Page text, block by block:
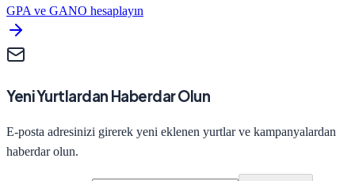
GPA ve GANO hesaplayın
Yeni Yurtlardan Haberdar Olun
E-posta adresinizi girerek yeni eklenen yurtlar ve kampanyalardan
haberdar olun.